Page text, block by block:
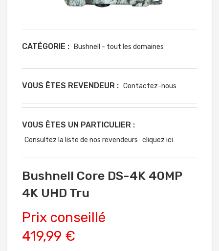
CATÉGORIE : Bushnell - tout les domaines
VOUS ÊTES REVENDEUR : Contactez-nous
VOUS ÊTES UN PARTICULIER :
Consultez la liste de nos revendeurs : cliquez ici
Bushnell Core DS-4K 40MP
4K UHD Tru
Prix conseillé
419,99 €